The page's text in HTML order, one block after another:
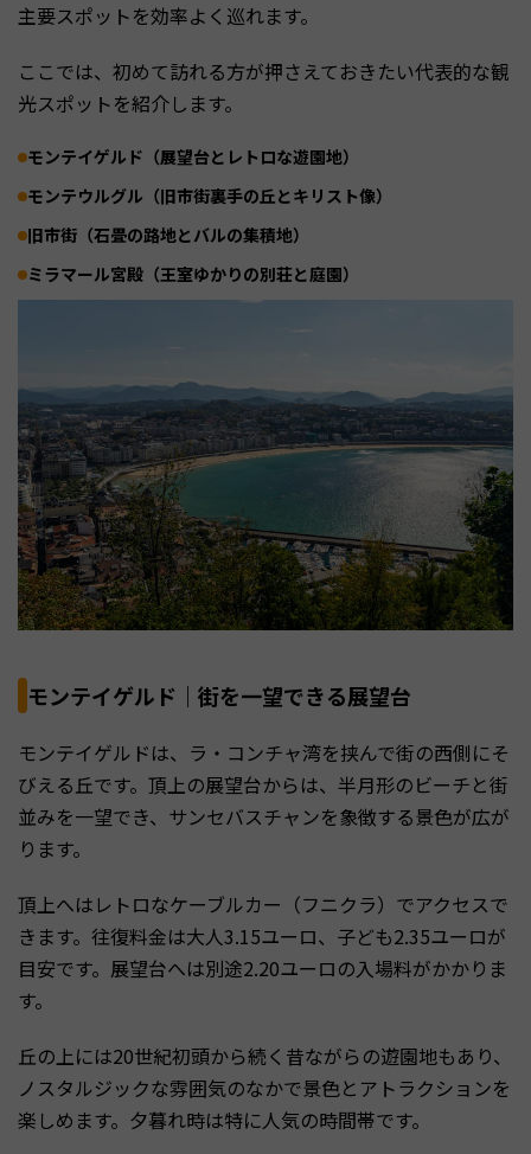
主要スポットを効率よく巡れます。
ここでは、初めて訪れる方が押さえておきたい代表的な観
光スポットを紹介します。
モンテイゲルド（展望台とレトロな遊園地）
モンテウルグル（旧市街裏手の丘とキリスト像）
旧市街（石畳の路地とバルの集積地）
ミラマール宮殿（王室ゆかりの別荘と庭園）
モンテイゲルド｜街を一望できる展望台
モンテイゲルドは、ラ・コンチャ湾を挟んで街の西側にそ
びえる丘です。頂上の展望台からは、半月形のビーチと街
並みを一望でき、サンセバスチャンを象徴する景色が広が
ります。
頂上へはレトロなケーブルカー（フニクラ）でアクセスで
きます。往復料金は大人3.15ユーロ、子ども2.35ユーロが
目安です。展望台へは別途2.20ユーロの入場料がかかりま
す。
丘の上には20世紀初頭から続く昔ながらの遊園地もあり、
ノスタルジックな雰囲気のなかで景色とアトラクションを
楽しめます。夕暮れ時は特に人気の時間帯です。